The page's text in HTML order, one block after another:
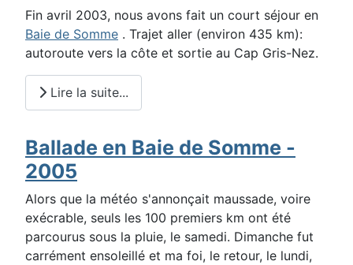
Fin avril 2003, nous avons fait un court séjour en
Baie de Somme . Trajet aller (environ 435 km):
autoroute vers la côte et sortie au Cap Gris-Nez.
Lire la suite...
Ballade en Baie de Somme -
2005
Alors que la météo s'annonçait maussade, voire
exécrable, seuls les 100 premiers km ont été
parcourus sous la pluie, le samedi. Dimanche fut
carrément ensoleillé et ma foi, le retour, le lundi,